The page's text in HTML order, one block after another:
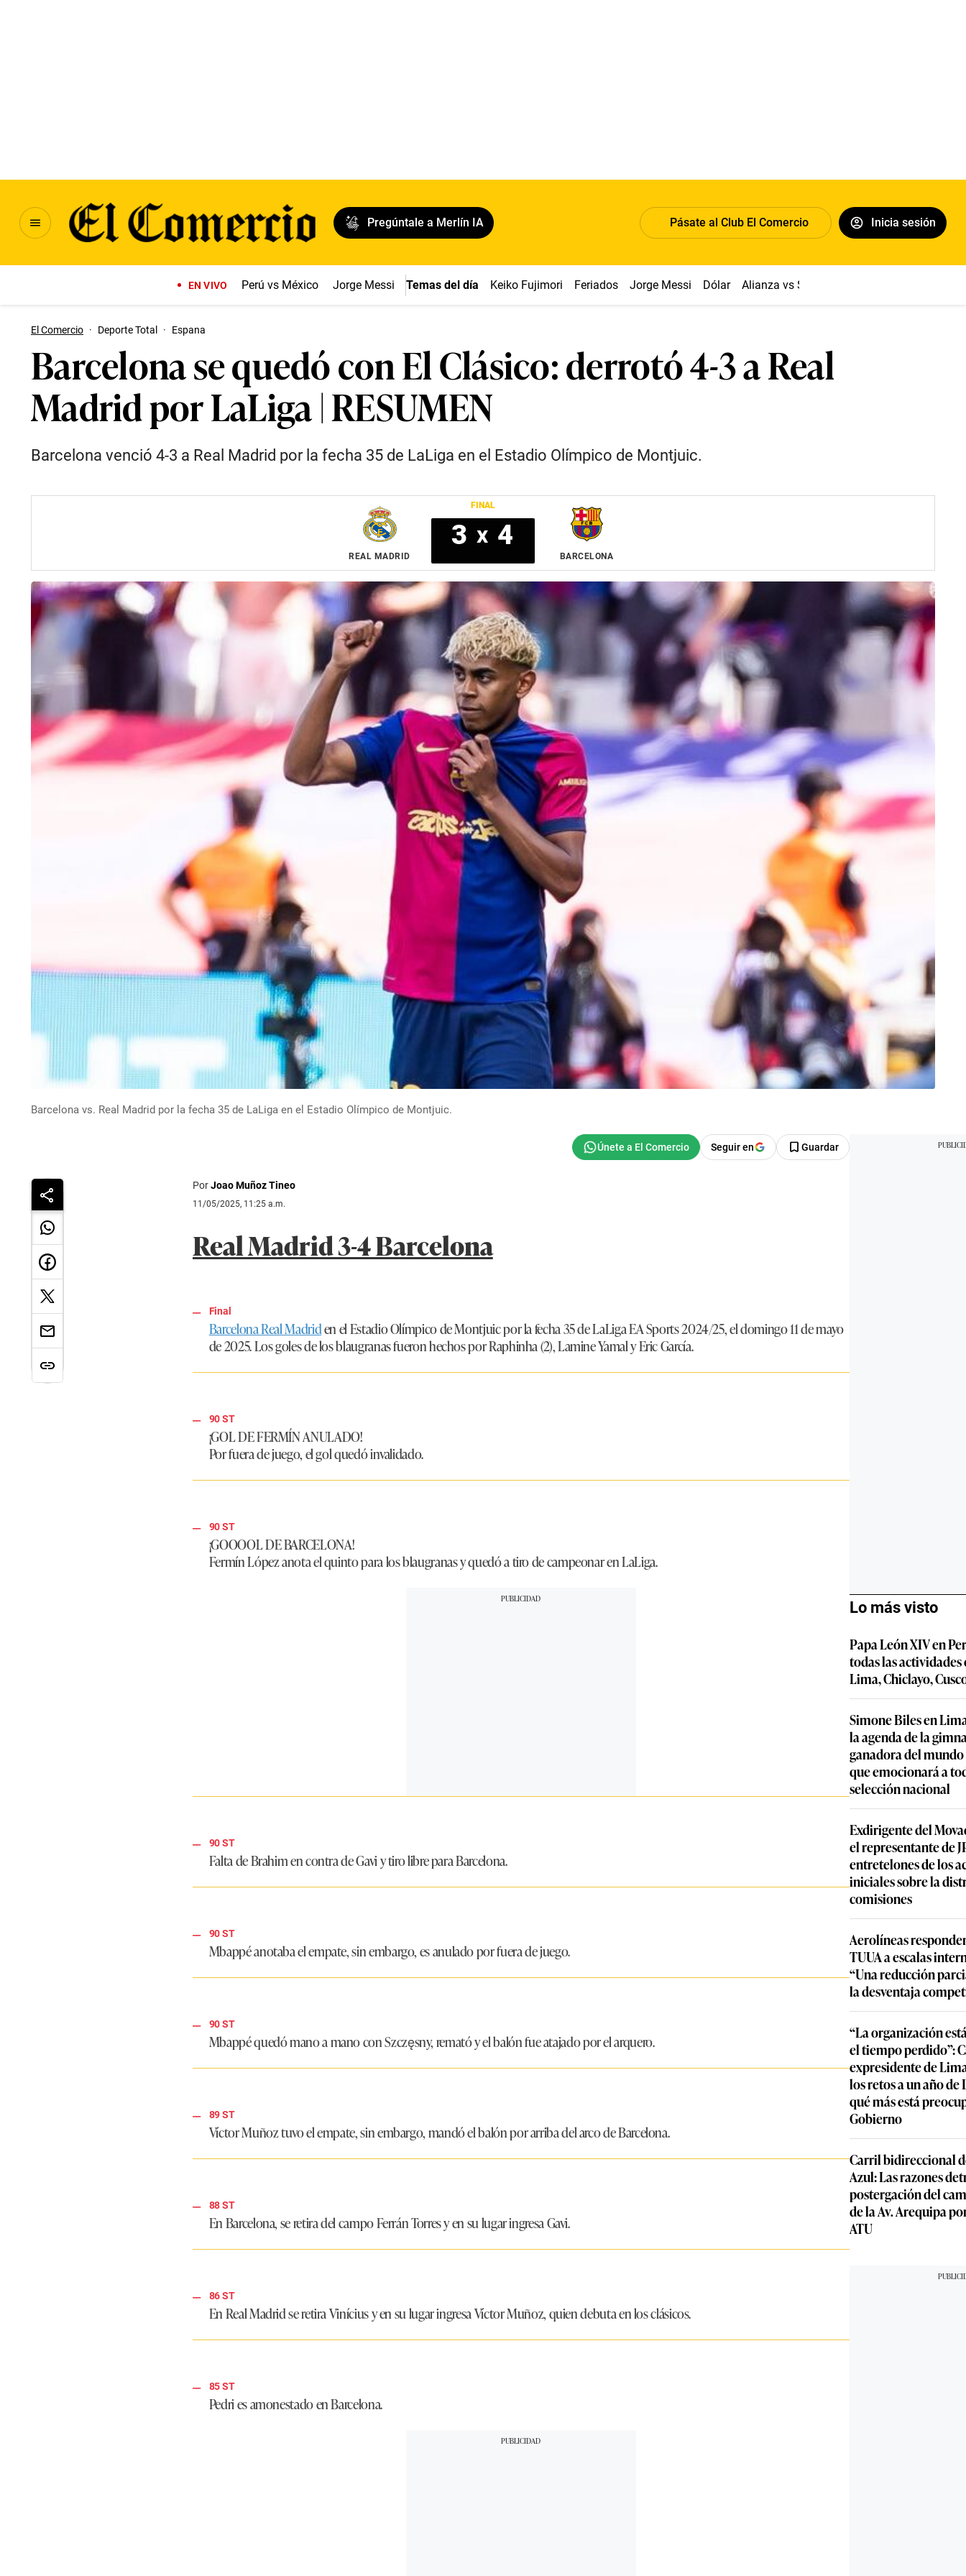
Pregúntale a Merlín IA Pásate al Club El Comercio Inicia sesión
EN VIVO Perú vs México Jorge Messi Temas del día Keiko Fujimori Feriados Jorge Messi Dólar Alianza vs Sport Boys
El Comercio · Deporte Total · Espana
Barcelona se quedó con El Clásico: derrotó 4-3 a Real
Madrid por LaLiga | RESUMEN
Barcelona venció 4-3 a Real Madrid por la fecha 35 de LaLiga en el Estadio Olímpico de Montjuic.
FINAL
REAL MADRID
3 x 4
BARCELONA
Barcelona vs. Real Madrid por la fecha 35 de LaLiga en el Estadio Olímpico de Montjuic.
Seguir en Guardar
PorJoao Muñoz Tineo
11/05/2025, 11:25 a.m.
Real Madrid 3-4 Barcelona
Final
BarcelonaReal Madriden el Estadio Olímpico de Montjuic por la fecha 35 de LaLiga EA Sports 2024/25, el domingo 11 de mayo
de 2025. Los goles de los blaugranas fueron hechos por Raphinha (2), Lamine Yamal y Eric García.
90 ST
¡GOL DE FERMÍN ANULADO!
Por fuera de juego, el gol quedó invalidado.
90 ST
¡GOOOOL DE BARCELONA!
Fermín López anota el quinto para los blaugranas y quedó a tiro de campeonar en LaLiga.
90 ST
Falta de Brahim en contra de Gavi y tiro libre para Barcelona.
90 ST
Mbappé anotaba el empate, sin embargo, es anulado por fuera de juego.
90 ST
Mbappé quedó mano a mano con Szczęsny, remató y el balón fue atajado por el arquero.
89 ST
Víctor Muñoz tuvo el empate, sin embargo, mandó el balón por arriba del arco de Barcelona.
88 ST
En Barcelona, se retira del campo Ferrán Torres y en su lugar ingresa Gavi.
86 ST
En Real Madrid se retira Vinícius y en su lugar ingresa Víctor Muñoz, quien debuta en los clásicos.
85 ST
Pedri es amonestado en Barcelona.
Lo más visto
Papa León XIV en
todas las
Lima, Chiclayo,
Simone Biles en
la agenda de la
ganadora del
que emocionará a
selección nacional
Exdirigente del
el representante de
entretelones de los
iniciales sobre la
comisiones
Aerolíneas
TUUA a escalas
“Una reducción
la desventaja
“La organización
el tiempo perdido”:
expresidente de
los retos a un año de
qué más está
Gobierno
Carril bidireccional
Azul: Las razones
postergación del
de la Av. Arequipa
ATU